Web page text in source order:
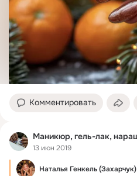
Комментировать
13 июн 2019
Наталья Генкель (Захарчук)